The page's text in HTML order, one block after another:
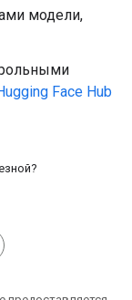
модели,
Face Hub